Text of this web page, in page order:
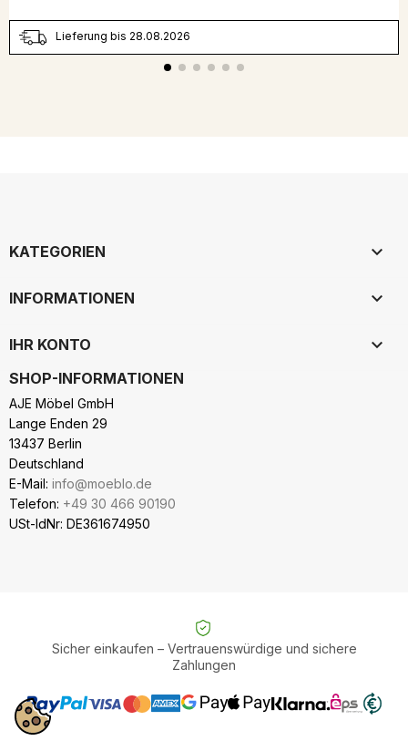
Lieferung bis 28.08.2026
KATEGORIEN 
INFORMATIONEN 
IHR KONTO 
SHOP-INFORMATIONEN
AJE Möbel GmbH
Lange Enden 29
13437 Berlin
Deutschland
E-Mail: info@moeblo.de
Telefon: +49 30 466 90190
USt-IdNr: DE361674950
Sicher einkaufen – Vertrauenswürdige und sichere
Zahlungen